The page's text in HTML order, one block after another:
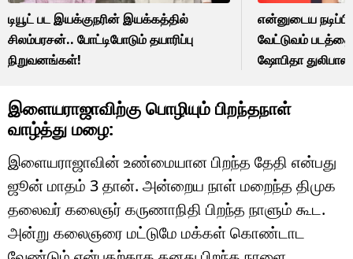
டியூட் பட இயக்குநரின் இயக்கத்தில்
சிலம்பரசன்.. போட்டிபோடும் தயாரிப்பு
நிறுவனங்கள்!
என்னுடைய
வேட்டுவம் படத்தை
ஷோபிதா
இளையராஜாவிற்கு பொழியும் பிறந்தநாள்
வாழ்த்து மழை:
இளையராஜாவின் உண்மையான பிறந்த தேதி என்பது
ஜூன் மாதம் 3 தான். அன்றைய நாள் மறைந்த திமுக
தலைவர் கலைஞர் கருணாநிதி பிறந்த நாளும் கூட.
அன்று கலைஞரை மட்டுமே மக்கள் கொண்டாட